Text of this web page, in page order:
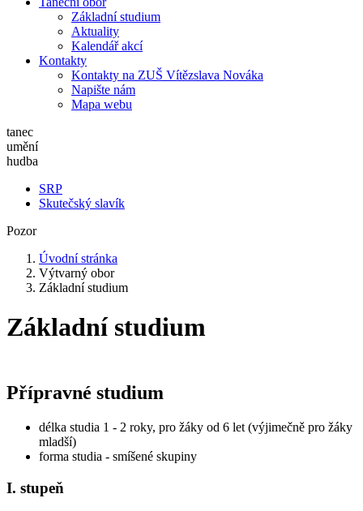
Základní studium
Aktuality
Kalendář akcí
Kontakty
Kontakty na ZUŠ Vítězslava Nováka
Napište nám
Mapa webu
tanec
umění
hudba
SRP
Skutečský slavík
Pozor
Úvodní stránka
Výtvarný obor
Základní studium
Základní studium
Přípravné studium
délka studia 1 - 2 roky, pro žáky od 6 let (výjimečně pro žáky
mladší)
forma studia - smíšené skupiny
I. stupeň